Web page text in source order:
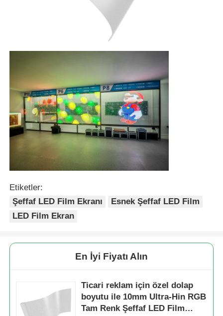
Etiketler:
Şeffaf LED Film Ekranı
Esnek Şeffaf LED Film
LED Film Ekran
En İyi Fiyatı Alın
Ticari reklam için özel dolap
boyutu ile 10mm Ultra-Hin RGB
Tam Renk Şeffaf LED Film